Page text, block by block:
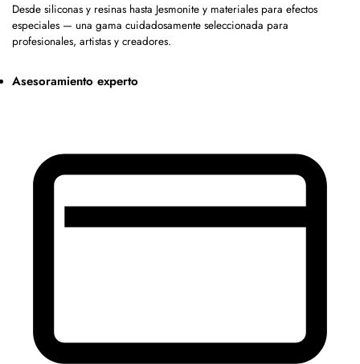
Desde siliconas y resinas hasta Jesmonite y materiales para efectos
especiales — una gama cuidadosamente seleccionada para
profesionales, artistas y creadores.
Asesoramiento experto